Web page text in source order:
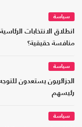
سياسة
انطلاق الانتخابات
منافسة حقيقية؟
سياسة
الجزائريون يستعدون
رئيسهم
سياسة